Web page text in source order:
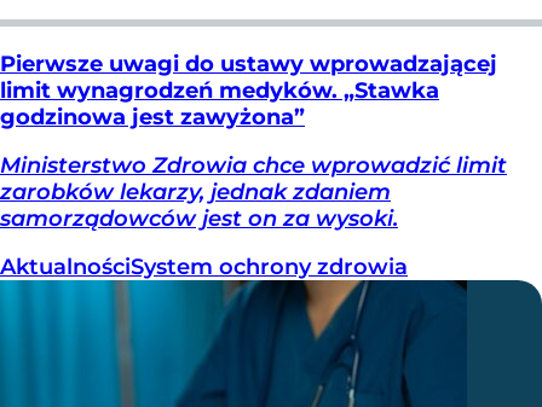
Pierwsze uwagi do ustawy wprowadzającej
limit wynagrodzeń medyków. „Stawka
godzinowa jest zawyżona”
Ministerstwo Zdrowia chce wprowadzić limit
zarobków lekarzy, jednak zdaniem
samorządowców jest on za wysoki.
AktualnościSystem ochrony zdrowia